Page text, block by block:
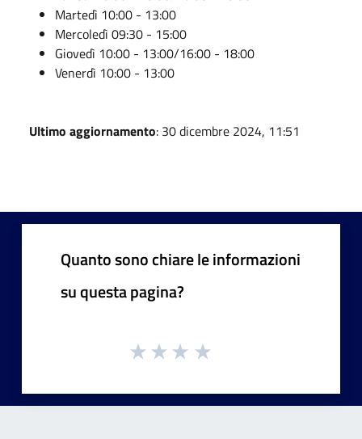
Martedì 10:00 - 13:00
Mercoledì 09:30 - 15:00
Giovedì 10:00 - 13:00/16:00 - 18:00
Venerdì 10:00 - 13:00
Ultimo aggiornamento: 30 dicembre 2024, 11:51
Quanto sono chiare le informazioni
su questa pagina?